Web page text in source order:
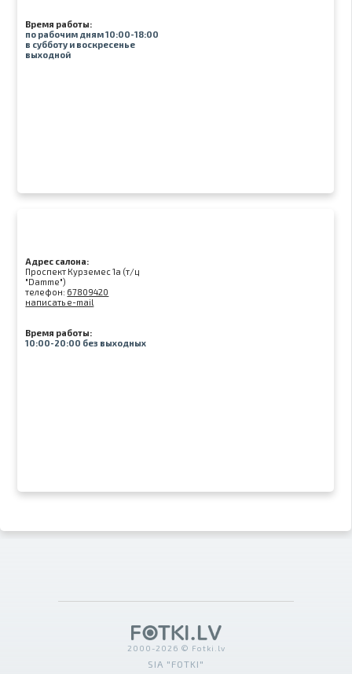
Время работы:
по рабочим дням 10:00-18:00
в субботу и воскресенье
выходной
Адрес салона:
Проспект Курземес 1а (т/ц
"Damme")
телефон: 67809420
написать e-mail
Время работы:
10:00-20:00 без выходных
2000-2026 © Fotki.lv
SIA "FOTKI"